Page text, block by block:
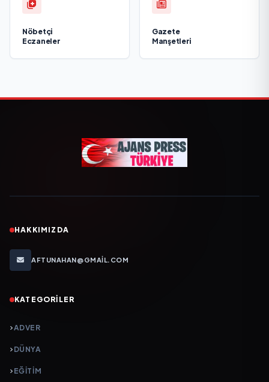
Nöbetçi
Eczaneler
Gazete
Manşetleri
HAKKIMIZDA
AFTUNAHAN@GMAIL.COM
KATEGORILER
ADVER
DÜNYA
EĞİTİM